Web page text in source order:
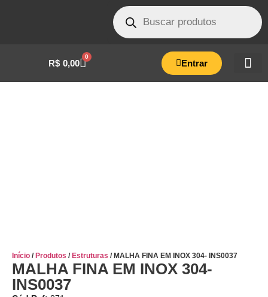
R$ 0,00
0
Entrar
Início / Produtos / Estruturas / MALHA FINA EM INOX 304- INS0037
MALHA FINA EM INOX 304-
INS0037